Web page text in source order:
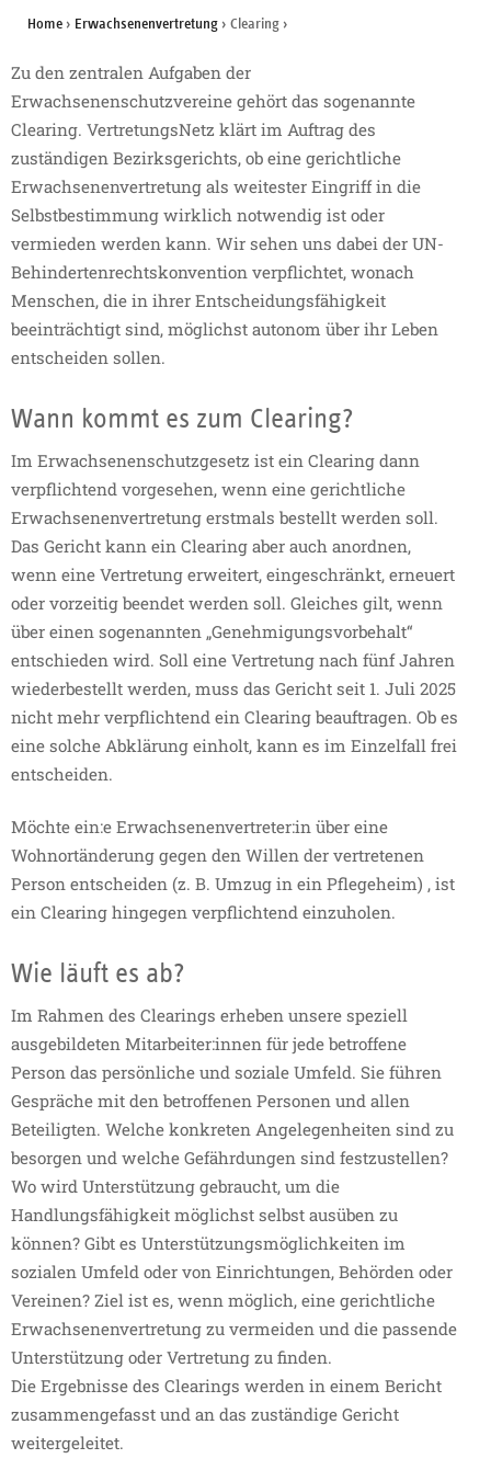
Home › Erwachsenenvertretung › Clearing ›
Zu den zentralen Aufgaben der
Erwachsenenschutzvereine gehört das sogenannte
Clearing. VertretungsNetz klärt im Auftrag des
zuständigen Bezirksgerichts, ob eine gerichtliche
Erwachsenenvertretung als weitester Eingriff in die
Selbstbestimmung wirklich notwendig ist oder
vermieden werden kann. Wir sehen uns dabei der UN-
Behindertenrechtskonvention verpflichtet, wonach
Menschen, die in ihrer Entscheidungsfähigkeit
beeinträchtigt sind, möglichst autonom über ihr Leben
entscheiden sollen.
Wann kommt es zum Clearing?
Im Erwachsenenschutzgesetz ist ein Clearing dann
verpflichtend vorgesehen, wenn eine gerichtliche
Erwachsenenvertretung erstmals bestellt werden soll.
Das Gericht kann ein Clearing aber auch anordnen,
wenn eine Vertretung erweitert, eingeschränkt, erneuert
oder vorzeitig beendet werden soll. Gleiches gilt, wenn
über einen sogenannten „Genehmigungsvorbehalt“
entschieden wird. Soll eine Vertretung nach fünf Jahren
wiederbestellt werden, muss das Gericht seit 1. Juli 2025
nicht mehr verpflichtend ein Clearing beauftragen. Ob es
eine solche Abklärung einholt, kann es im Einzelfall frei
entscheiden.
Möchte ein:e Erwachsenenvertreter:in über eine
Wohnortänderung gegen den Willen der vertretenen
Person entscheiden (z. B. Umzug in ein Pflegeheim) , ist
ein Clearing hingegen verpflichtend einzuholen.
Wie läuft es ab?
Im Rahmen des Clearings erheben unsere speziell
ausgebildeten Mitarbeiter:innen für jede betroffene
Person das persönliche und soziale Umfeld. Sie führen
Gespräche mit den betroffenen Personen und allen
Beteiligten. Welche konkreten Angelegenheiten sind zu
besorgen und welche Gefährdungen sind festzustellen?
Wo wird Unterstützung gebraucht, um die
Handlungsfähigkeit möglichst selbst ausüben zu
können? Gibt es Unterstützungsmöglichkeiten im
sozialen Umfeld oder von Einrichtungen, Behörden oder
Vereinen? Ziel ist es, wenn möglich, eine gerichtliche
Erwachsenenvertretung zu vermeiden und die passende
Unterstützung oder Vertretung zu finden.
Die Ergebnisse des Clearings werden in einem Bericht
zusammengefasst und an das zuständige Gericht
weitergeleitet.